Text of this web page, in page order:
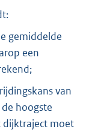
gemiddelde
een
van
hoogste
dijktraject moet